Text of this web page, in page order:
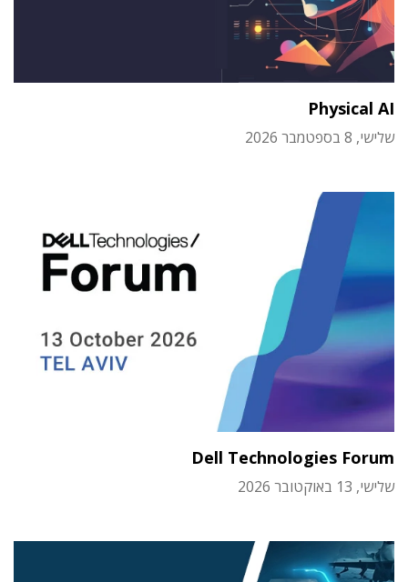
Physical AI
שלישי, 8 בספטמבר 2026
Dell Technologies Forum
שלישי, 13 באוקטובר 2026